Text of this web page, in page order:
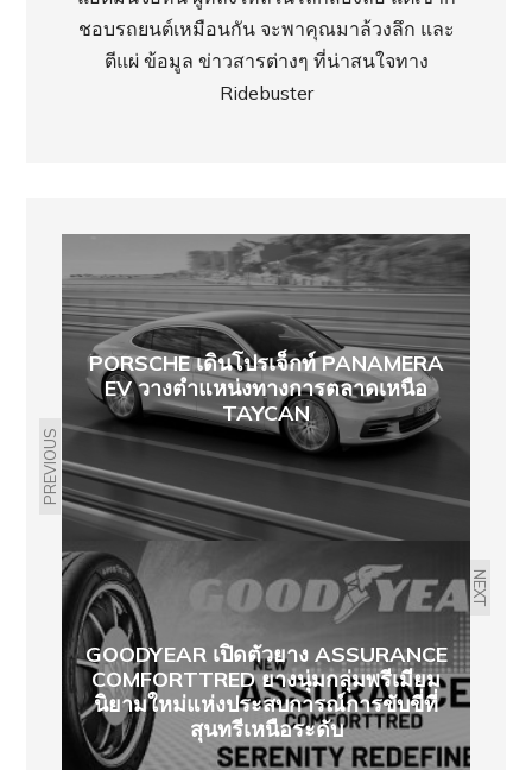
ชอบรถยนต์เหมือนกัน จะพาคุณมาล้วงลึก และ
ตีแผ่ ข้อมูล ข่าวสารต่างๆ ที่น่าสนใจทาง
Ridebuster
PREVIOUS
PORSCHE เดินโปรเจ็กท์ PANAMERA
EV วางตำแหน่งทางการตลาดเหนือ
TAYCAN
NEXT
GOODYEAR เปิดตัวยาง ASSURANCE
COMFORTTRED ยางนุ่มกลุ่มพรีเมียม
นิยามใหม่แห่งประสบการณ์การขับขี่ที่
สุนทรีเหนือระดับ